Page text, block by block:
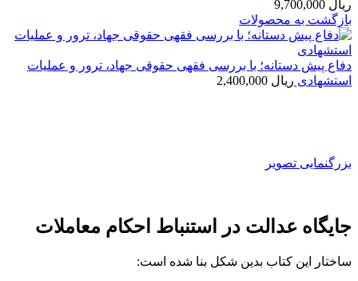
ریال
بازگشت به محصولات
دفاع پیش دستانه؛ با بررسی فقهی حقوقی جهاد، ترور و عملیات
استشهادی ریال
بزرگنمایی تصویر
جایگاه عدالت در استنباط احکام معاملات
ساختار این کتاب بدین شکل بنا شده است: